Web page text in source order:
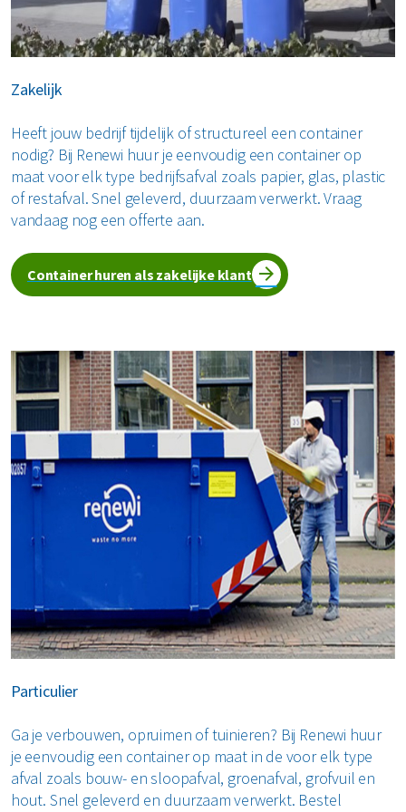
Zakelijk
Heeft jouw bedrijf tijdelijk of structureel een container
nodig? Bij Renewi huur je eenvoudig een container op
maat voor elk type bedrijfsafval zoals papier, glas, plastic
of restafval. Snel geleverd, duurzaam verwerkt. Vraag
vandaag nog een offerte aan.
Container huren als zakelijke klant
Particulier
Ga je verbouwen, opruimen of tuinieren? Bij Renewi huur
je eenvoudig een container op maat in de voor elk type
afval zoals bouw- en sloopafval, groenafval, grofvuil en
hout. Snel geleverd en duurzaam verwerkt. Bestel